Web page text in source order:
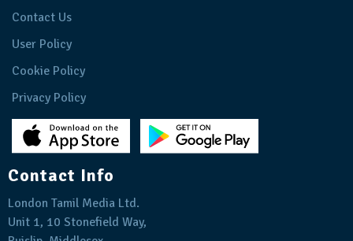
Contact Us
User Policy
Cookie Policy
Privacy Policy
Contact Info
London Tamil Media Ltd.
Unit 1, 10 Stonefield Way,